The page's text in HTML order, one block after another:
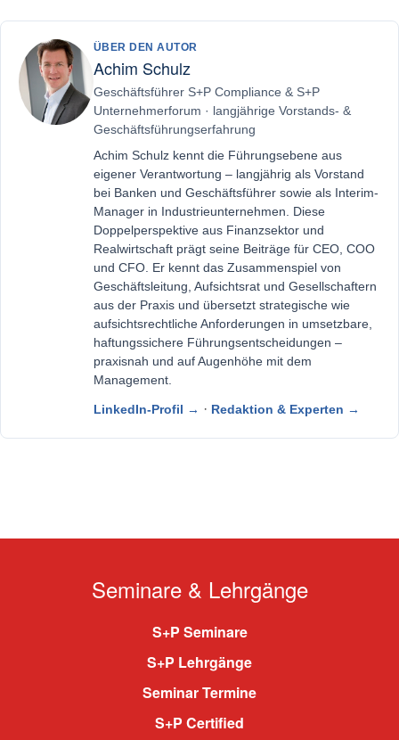
ÜBER DEN AUTOR
Achim Schulz
Geschäftsführer S+P Compliance & S+P
Unternehmerforum · langjährige Vorstands- &
Geschäftsführungserfahrung
Achim Schulz kennt die Führungsebene aus
eigener Verantwortung – langjährig als Vorstand
bei Banken und Geschäftsführer sowie als Interim-
Manager in Industrieunternehmen. Diese
Doppelperspektive aus Finanzsektor und
Realwirtschaft prägt seine Beiträge für CEO, COO
und CFO. Er kennt das Zusammenspiel von
Geschäftsleitung, Aufsichtsrat und Gesellschaftern
aus der Praxis und übersetzt strategische wie
aufsichtsrechtliche Anforderungen in umsetzbare,
haftungssichere Führungsentscheidungen –
praxisnah und auf Augenhöhe mit dem
Management.
LinkedIn-Profil → · Redaktion & Experten →
Seminare & Lehrgänge
S+P Seminare
S+P Lehrgänge
Seminar Termine
S+P Certified